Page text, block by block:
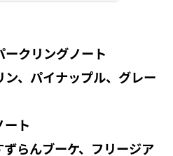
ークリングノート
ン、パイナップル、グレー
ート
らんブーケ、フリージア